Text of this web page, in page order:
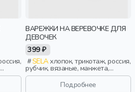
ВАРЕЖКИ НА ВЕРЕВОЧКЕ ДЛЯ
ДЕВОЧЕК
399 ₽
SELAхлопок, трикотаж, россия,
рубчик, вязаные, манжета,
девочки, дети
Подробнее